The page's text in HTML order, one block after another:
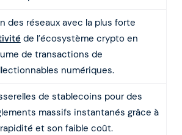
des réseaux avec la plus forte
de l’écosystème crypto en
de transactions de
numériques.
de stablecoins pour des
massifs instantanés grâce à
et son faible coût.